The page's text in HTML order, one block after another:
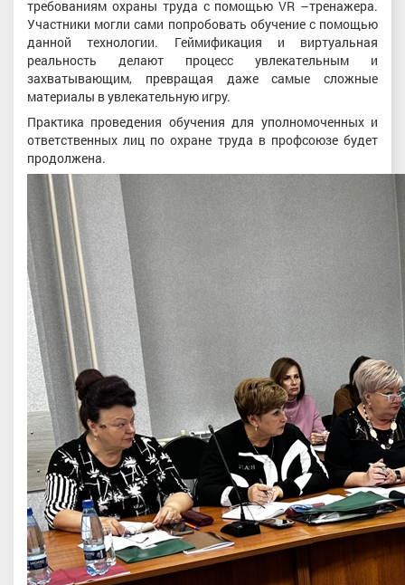
требованиям охраны труда с помощью VR –тренажера.
Участники могли сами попробовать обучение с помощью
данной технологии. Геймификация и виртуальная
реальность делают процесс увлекательным и
захватывающим, превращая даже самые сложные
материалы в увлекательную игру.
Практика проведения обучения для уполномоченных и
ответственных лиц по охране труда в профсоюзе будет
продолжена.